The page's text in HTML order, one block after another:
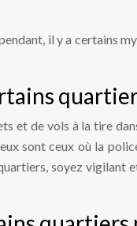
il y a certains
et de vols à la tire
sont ceux où la
soyez vigilant